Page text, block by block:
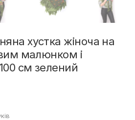
хустка жіноча на
малюнком і
см зелений